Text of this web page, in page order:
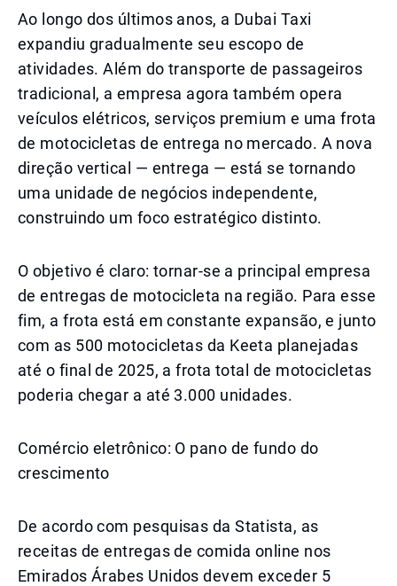
Ao longo dos últimos anos, a Dubai Taxi
expandiu gradualmente seu escopo de
atividades. Além do transporte de passageiros
tradicional, a empresa agora também opera
veículos elétricos, serviços premium e uma frota
de motocicletas de entrega no mercado. A nova
direção vertical — entrega — está se tornando
uma unidade de negócios independente,
construindo um foco estratégico distinto.
O objetivo é claro: tornar-se a principal empresa
de entregas de motocicleta na região. Para esse
fim, a frota está em constante expansão, e junto
com as 500 motocicletas da Keeta planejadas
até o final de 2025, a frota total de motocicletas
poderia chegar a até 3.000 unidades.
Comércio eletrônico: O pano de fundo do
crescimento
De acordo com pesquisas da Statista, as
receitas de entregas de comida online nos
Emirados Árabes Unidos devem exceder 5